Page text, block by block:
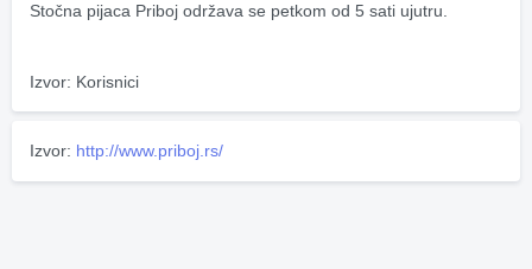
Stočna pijaca Priboj održava se petkom od 5 sati ujutru.
Izvor: Korisnici
Izvor: http://www.priboj.rs/